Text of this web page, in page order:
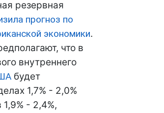
резервная
прогноз по
экономики.
что в
внутреннего
будет
1,7% - 2,0%
1,9% - 2,4%,